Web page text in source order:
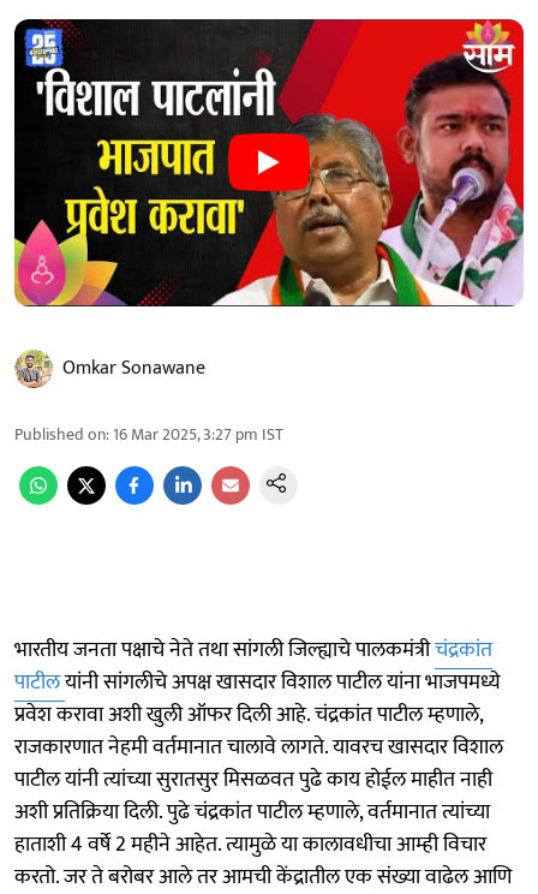
Omkar Sonawane
Published on:16 Mar 2025, 3:27 pm IST
भारतीय जनता पक्षाचे नेते तथा सांगली जिल्ह्याचे पालकमंत्रीचंद्रकांत
पाटीलयांनी सांगलीचे अपक्ष खासदार विशाल पाटील यांना भाजपमध्ये
प्रवेश करावा अशी खुली ऑफर दिली आहे. चंद्रकांत पाटील म्हणाले,
राजकारणात नेहमी वर्तमानात चालावे लागते. यावरच खासदार विशाल
पाटील यांनी त्यांच्या सुरातसुर मिसळवत पुढे काय होईल माहीत नाही
अशी प्रतिक्रिया दिली. पुढे चंद्रकांत पाटील म्हणाले, वर्तमानात त्यांच्या
हाताशी 4 वर्षे 2 महीने आहेत. त्यामुळे या कालावधीचा आम्ही विचार
करतो. जर ते बरोबर आले तर आमची केंद्रातील एक संख्या वाढेल आणि